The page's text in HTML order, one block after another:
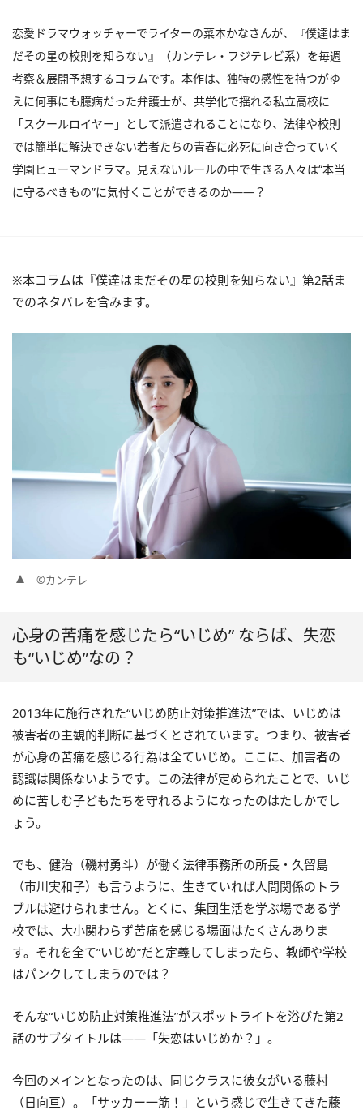
恋愛ドラマウォッチャーでライターの菜本かなさんが、『僕達はま
だその星の校則を知らない』（カンテレ・フジテレビ系）を毎週
考察＆展開予想するコラムです。本作は、独特の感性を持つがゆ
えに何事にも臆病だった弁護士が、共学化で揺れる私立高校に
「スクールロイヤー」として派遣されることになり、法律や校則
では簡単に解決できない若者たちの青春に必死に向き合っていく
学園ヒューマンドラマ。見えないルールの中で生きる人々は“本当
に守るべきもの”に気付くことができるのか――？
※本コラムは『僕達はまだその星の校則を知らない』第2話ま
でのネタバレを含みます。
©カンテレ
心身の苦痛を感じたら“いじめ” ならば、失恋
も“いじめ”なの？
2013年に施行された“いじめ防止対策推進法”では、いじめは
被害者の主観的判断に基づくとされています。つまり、被害者
が心身の苦痛を感じる行為は全ていじめ。ここに、加害者の
認識は関係ないようです。この法律が定められたことで、いじ
めに苦しむ子どもたちを守れるようになったのはたしかでし
ょう。
でも、健治（磯村勇斗）が働く法律事務所の所長・久留島
（市川実和子）も言うように、生きていれば人間関係のトラ
ブルは避けられません。とくに、集団生活を学ぶ場である学
校では、大小関わらず苦痛を感じる場面はたくさんありま
す。それを全て”いじめ”だと定義してしまったら、教師や学校
はパンクしてしまうのでは？
そんな“いじめ防止対策推進法”がスポットライトを浴びた第2
話のサブタイトルは――「失恋はいじめか？」。
今回のメインとなったのは、同じクラスに彼女がいる藤村
（日向亘）。「サッカー一筋！」という感じで生きてきた藤